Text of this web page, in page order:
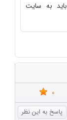
به سایت
0